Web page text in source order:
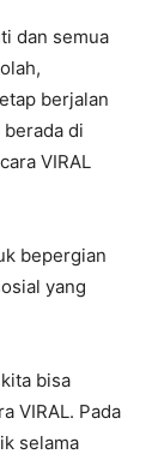
dan semua
berjalan
di
VIRAL
bepergian
yang
bisa
VIRAL. Pada
selama